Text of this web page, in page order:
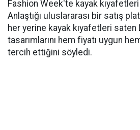
Fashion Week'te kayak
Anlaştığı uluslararası bir satış
her yerine kayak kıyafetleri saten
tasarımlarını hem fiyatı uygun
tercih ettiğini söyledi.